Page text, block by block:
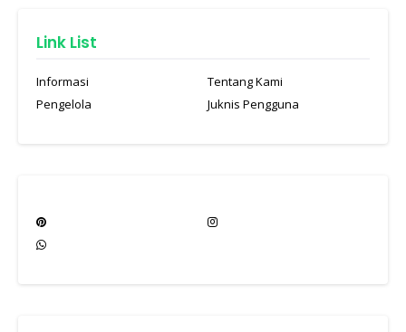
Link List
Informasi
Tentang Kami
Pengelola
Juknis Pengguna